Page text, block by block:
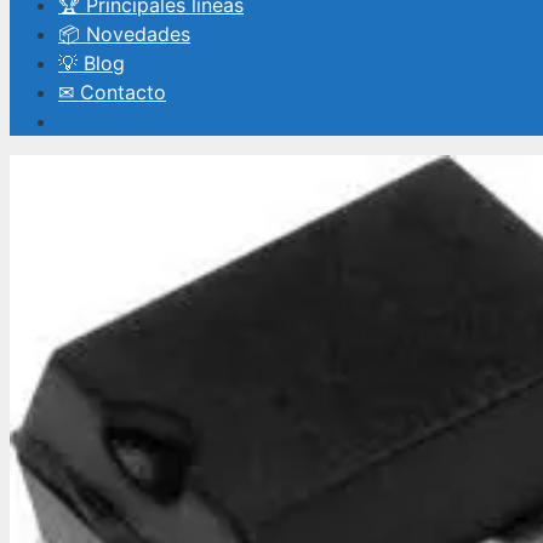
🏆 Principales líneas
📦 Novedades
💡 Blog
✉ Contacto